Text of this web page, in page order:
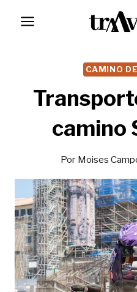
CAMINO
camino
Por Moises